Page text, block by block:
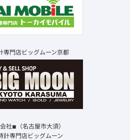
専門店ビッグムーン京都
社◾︎（名古屋市大須）
計専門店ビッグムーン